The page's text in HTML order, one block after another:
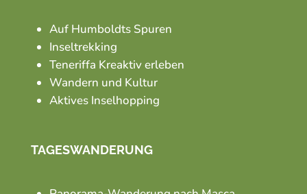
Auf Humboldts Spuren
Inseltrekking
Teneriffa Kreaktiv erleben
Wandern und Kultur
Aktives Inselhopping
TAGESWANDERUNG